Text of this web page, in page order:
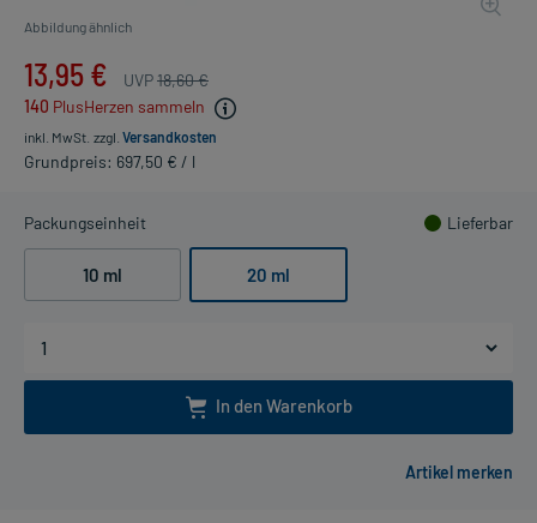
Abbildung ähnlich
13,95 € UVP18,60 €
140 PlusHerzen sammeln
inkl. MwSt. zzgl. Versandkosten
Grundpreis: 697,50 € / l
Packungseinheit Lieferbar
10 ml 20 ml
In den Warenkorb